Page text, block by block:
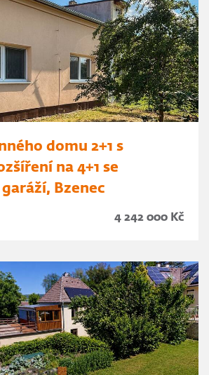
domu 2+1 s
na 4+1 se
Bzenec
4 242 000 Kč